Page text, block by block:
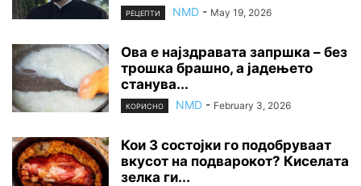
РЕЦЕПТИ NMD - May 19, 2026
Ова е најздравата запршка – без
трошка брашно, а јадењето
станува...
КОРИСНО NMD - February 3, 2026
Кои 3 состојки го подобруваат
вкусот на подварокот? Киселата
зелка ги...